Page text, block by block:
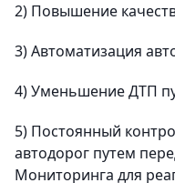
2) Повышение
3) Автоматизация
4) Уменьшение ДТП
5) Постоянный
автодорог путем
Мониторинга для